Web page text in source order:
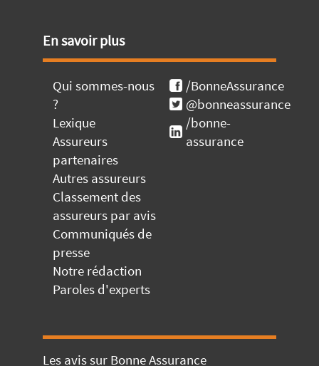
En savoir plus
Qui sommes-nous
?
Lexique
Assureurs
partenaires
Autres assureurs
Classement des
assureurs par avis
Communiqués de
presse
Notre rédaction
Paroles d'experts
/BonneAssurance
@bonneassurance
/bonne-
assurance
Les avis sur Bonne Assurance